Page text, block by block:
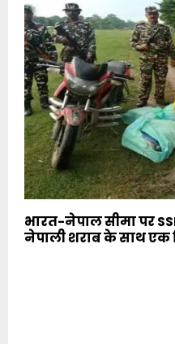
भारत-नेपाल सीमा पर
नेपाली शराब के साथ एक